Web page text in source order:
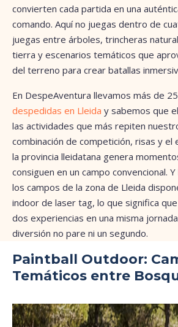
convierten cada partida en una
comando. Aquí no juegas dentro de
juegas entre árboles, trincheras
tierra y escenarios temáticos que
del terreno para crear batallas
En DespeAventura llevamos más de
despedidas en Lleida y sabemos que
las actividades que más repiten
combinación de competición, risas y el
la provincia lleidatana genera
consiguen en un campo convencional.
los campos de la zona de Lleida
indoor de laser tag, lo que significa
dos experiencias en una misma
diversión no pare ni un segundo.
Paintball Outdoor:
Temáticos entre